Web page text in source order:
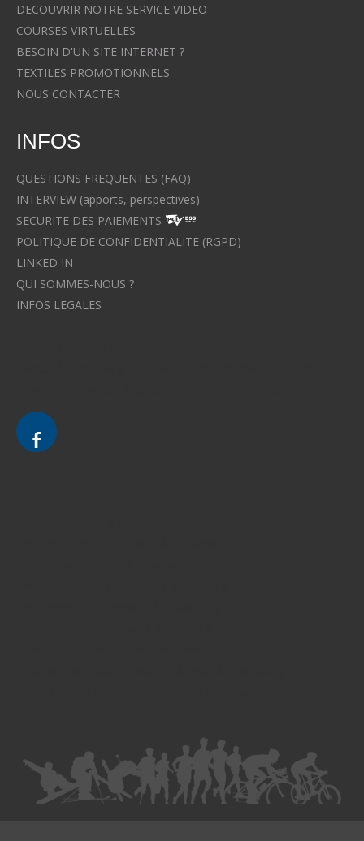
DECOUVRIR NOTRE SERVICE VIDEO
COURSES VIRTUELLES
BESOIN D'UN SITE INTERNET ?
TEXTILES PROMOTIONNELS
NOUS CONTACTER
INFOS
QUESTIONS FREQUENTES (FAQ)
INTERVIEW (apports, perspectives)
SECURITE DES PAIEMENTS
POLITIQUE DE CONFIDENTIALITE (RGPD)
LINKED IN
QUI SOMMES-NOUS ?
INFOS LEGALES